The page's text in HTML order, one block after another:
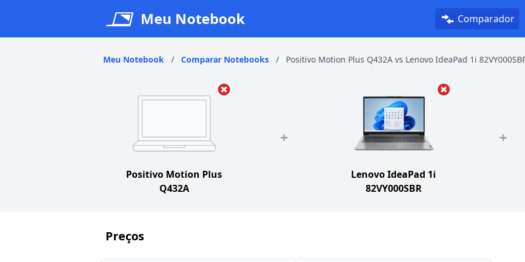
Meu Notebook Comparador
Meu Notebook / Comparar Notebooks / Positivo Motion Plus Q432A vs Lenovo IdeaPad 1i
Positivo Motion Plus
Q432A
+
Lenovo IdeaPad 1i
82VY000SBR
+
Preços